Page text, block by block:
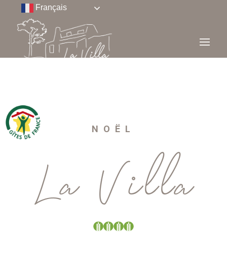
NOËL
La Villa
Français